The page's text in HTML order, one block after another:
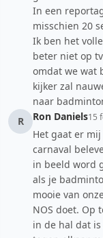
In een
misschien 20
Ik ben het
beter niet op
omdat we wat
kijker zal
naar
R
Ron Daniels15
Het gaat er
carnaval
in beeld word
als je
mooie van
NOS doet. Op
in de hal dat